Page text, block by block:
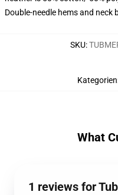
Double-needle hems and neck
SKU:
Kategorien
What
1 reviews for